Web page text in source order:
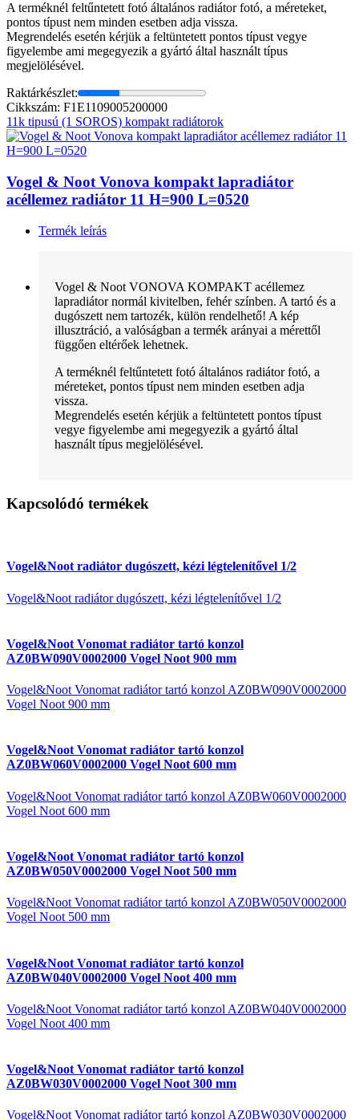
A terméknél feltűntetett fotó általános radiátor fotó, a méreteket,
pontos típust nem minden esetben adja vissza.
Megrendelés esetén kérjük a feltüntetett pontos típust vegye
figyelembe ami megegyezik a gyártó által használt típus
megjelölésével.
Raktárkészlet:
Cikkszám: F1E1109005200000
11k tipusú (1 SOROS) kompakt radiátorok
Vogel & Noot Vonova kompakt lapradiátor
acéllemez radiátor 11 H=900 L=0520
Termék leírás
Vogel & Noot VONOVA KOMPAKT acéllemez
lapradiátor normál kivitelben, fehér színben. A tartó és a
dugószett nem tartozék, külön rendelhető! A kép
illusztráció, a valóságban a termék arányai a mérettől
függően eltérőek lehetnek.
A terméknél feltűntetett fotó általános radiátor fotó, a
méreteket, pontos típust nem minden esetben adja
vissza.
Megrendelés esetén kérjük a feltüntetett pontos típust
vegye figyelembe ami megegyezik a gyártó által
használt típus megjelölésével.
Kapcsolódó termékek
Vogel&Noot radiátor dugószett, kézi légtelenítővel 1/2
Vogel&Noot radiátor dugószett, kézi légtelenítővel 1/2
Vogel&Noot Vonomat radiátor tartó konzol
AZ0BW090V0002000 Vogel Noot 900 mm
Vogel&Noot Vonomat radiátor tartó konzol AZ0BW090V0002000
Vogel Noot 900 mm
Vogel&Noot Vonomat radiátor tartó konzol
AZ0BW060V0002000 Vogel Noot 600 mm
Vogel&Noot Vonomat radiátor tartó konzol AZ0BW060V0002000
Vogel Noot 600 mm
Vogel&Noot Vonomat radiátor tartó konzol
AZ0BW050V0002000 Vogel Noot 500 mm
Vogel&Noot Vonomat radiátor tartó konzol AZ0BW050V0002000
Vogel Noot 500 mm
Vogel&Noot Vonomat radiátor tartó konzol
AZ0BW040V0002000 Vogel Noot 400 mm
Vogel&Noot Vonomat radiátor tartó konzol AZ0BW040V0002000
Vogel Noot 400 mm
Vogel&Noot Vonomat radiátor tartó konzol
AZ0BW030V0002000 Vogel Noot 300 mm
Vogel&Noot Vonomat radiátor tartó konzol AZ0BW030V0002000